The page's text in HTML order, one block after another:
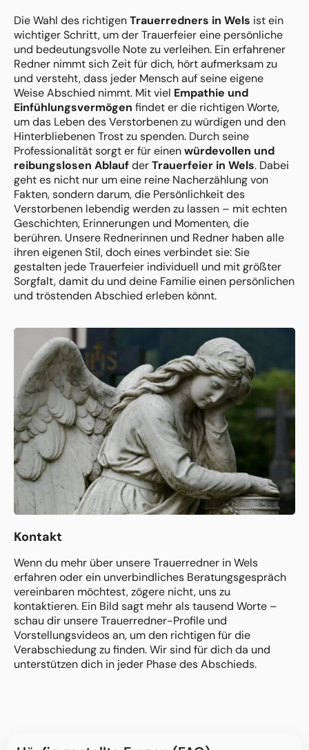
Die Wahl des richtigenTrauerredners in Wels ist ein
wichtiger Schritt, um der Trauerfeier eine persönliche
und bedeutungsvolle Note zu verleihen. Ein erfahrener
Redner nimmt sich Zeit für dich, hört aufmerksam zu
und versteht, dass jeder Mensch auf seine eigene
Weise Abschied nimmt. Mit viel Empathie und
Einfühlungsvermögen findet er die richtigen Worte,
um das Leben des Verstorbenen zu würdigen und den
Hinterbliebenen Trost zu spenden. Durch seine
Professionalität sorgt er für einenwürdevollen und
reibungslosen AblaufderTrauerfeier in Wels. Dabei
geht es nicht nur um eine reine Nacherzählung von
Fakten, sondern darum, die Persönlichkeit des
Verstorbenen lebendig werden zu lassen – mit echten
Geschichten, Erinnerungen und Momenten, die
berühren. Unsere Rednerinnen und Redner haben alle
ihren eigenen Stil, doch eines verbindet sie: Sie
gestalten jede Trauerfeier individuell und mit größter
Sorgfalt, damit du und deine Familie einen persönlichen
und tröstenden Abschied erleben könnt.
Kontakt
Wenn du mehr über unsere Trauerredner in Wels
erfahren oder ein unverbindliches Beratungsgespräch
vereinbaren möchtest, zögere nicht, uns zu
kontaktieren. Ein Bild sagt mehr als tausend Worte –
schau dir unsere Trauerredner-Profile und
Vorstellungsvideos an, um den richtigen für die
Verabschiedung zu finden. Wir sind für dich da und
unterstützen dich in jeder Phase des Abschieds.